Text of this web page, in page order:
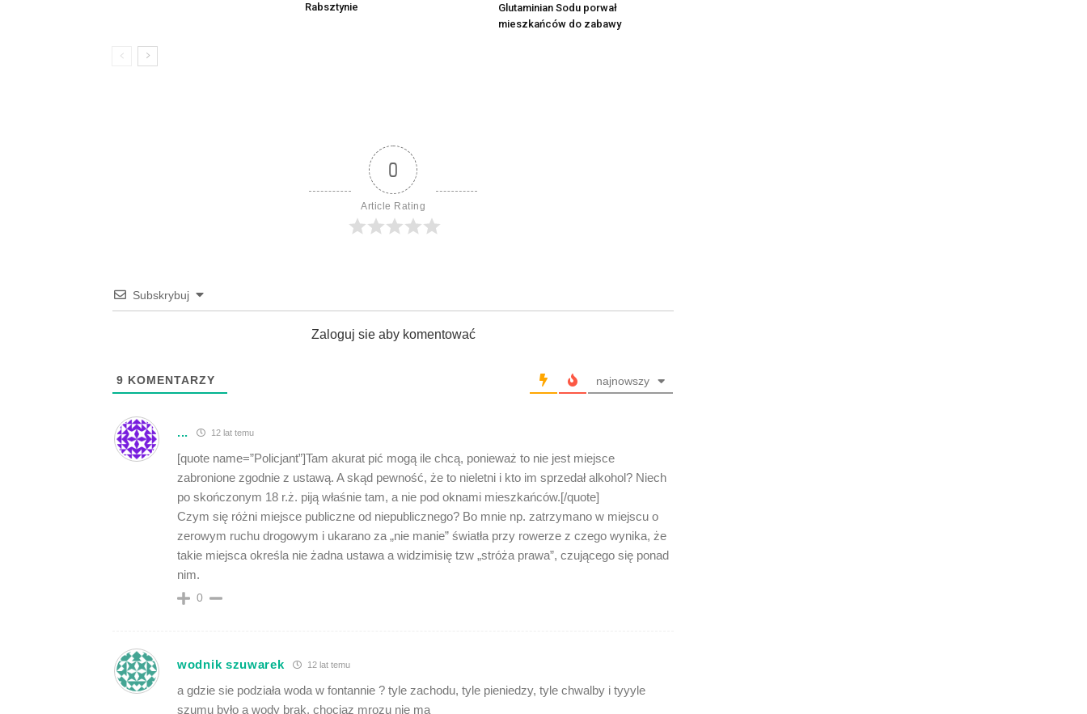
Rabsztynie
Glutaminian Sodu porwał
mieszkańców do zabawy
0
Article Rating
Subskrybuj
Zaloguj sie aby komentować
9 KOMENTARZY najnowszy
... 12 lat temu
[quote name=”Policjant”]Tam akurat pić mogą ile chcą, ponieważ to nie jest miejsce
zabronione zgodnie z ustawą. A skąd pewność, że to nieletni i kto im sprzedał alkohol? Niech
po skończonym 18 r.ż. piją właśnie tam, a nie pod oknami mieszkańców.[/quote]
Czym się różni miejsce publiczne od niepublicznego? Bo mnie np. zatrzymano w miejscu o
zerowym ruchu drogowym i ukarano za „nie manie” światła przy rowerze z czego wynika, że
takie miejsca określa nie żadna ustawa a widzimisię tzw „stróża prawa”, czującego się ponad
nim.
0
wodnik szuwarek 12 lat temu
a gdzie sie podziała woda w fontannie ? tyle zachodu, tyle pieniedzy, tyle chwalby i tyyyle
szumu było a wody brak, chociaz mrozu nie ma